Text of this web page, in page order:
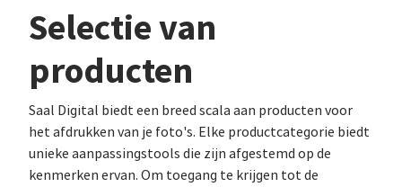
Selectie van
producten
Saal Digital biedt een breed scala aan producten voor
het afdrukken van je foto's. Elke productcategorie biedt
unieke aanpassingstools die zijn afgestemd op de
kenmerken ervan. Om toegang te krijgen tot de